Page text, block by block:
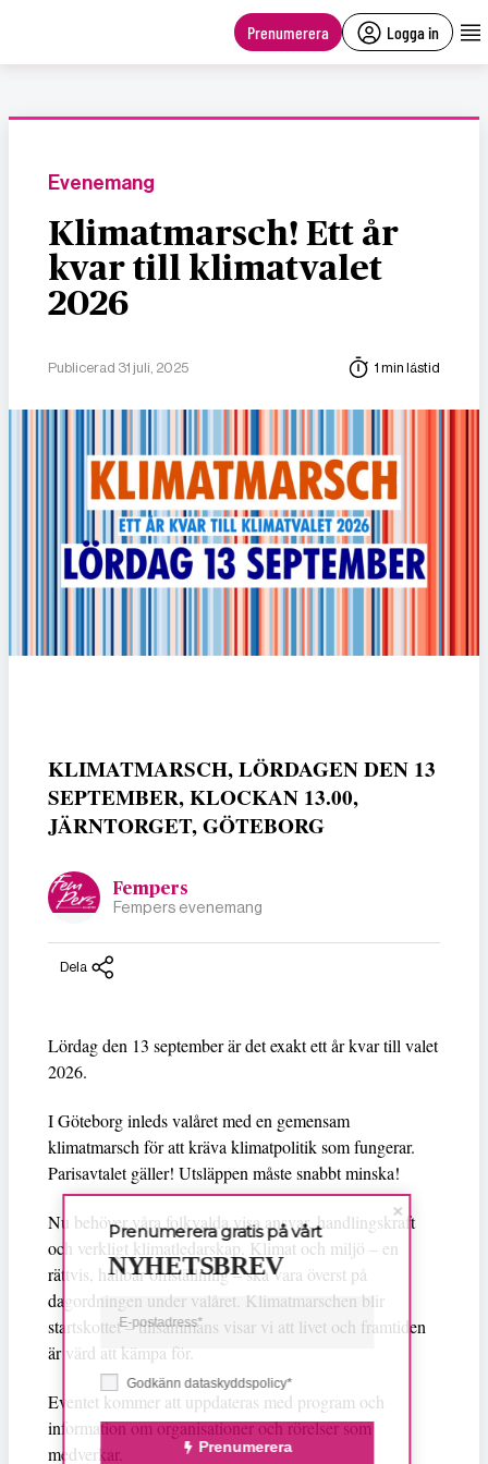
Prenumerera Logga in
Evenemang
Klimatmarsch! Ett år
kvar till klimatvalet
2026
Publicerad 31 juli, 2025 1 min lästid
KLIMATMARSCH, LÖRDAGEN DEN 13
SEPTEMBER, KLOCKAN 13.00,
JÄRNTORGET, GÖTEBORG
Fempers
Fempers evenemang
Dela
Lördag den 13 september är det exakt ett år kvar till valet
2026.
I Göteborg inleds valåret med en gemensam
klimatmarsch för att kräva klimatpolitik som fungerar.
Parisavtalet gäller! Utsläppen måste snabbt minska!
Nu behöver våra folkvalda visa ansvar, handlingskraft
och verkligt klimatledarskap. Klimat och miljö – en
rättvis, hållbar omställning – ska vara överst på
dagordningen under valåret. Klimatmarschen blir
startskottet – tillsammans visar vi att livet och framtiden
är värd att kämpa för.
Eventet kommer att uppdateras med program och
information om organisationer och rörelser som
medverkar.
Godkänn dataskyddspolicy*
Prenumerera
Prenumerera gratis på vårt
NYHETSBREV